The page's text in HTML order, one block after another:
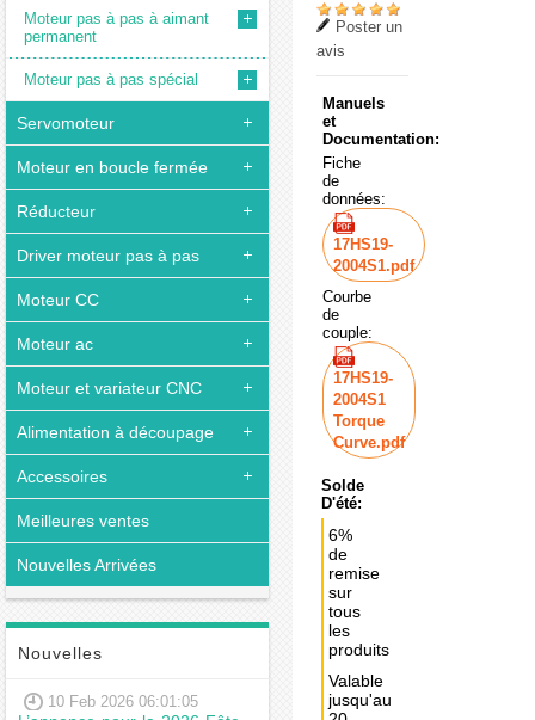
Moteur pas à pas à aimant
permanent
Moteur pas à pas spécial
Servomoteur
Moteur en boucle fermée
Réducteur
Driver moteur pas à pas
Moteur CC
Moteur ac
Moteur et variateur CNC
Alimentation à découpage
Accessoires
Meilleures ventes
Nouvelles Arrivées
Nouvelles
10 Feb 2026 06:01:05
Poster un
avis
Manuels
et
Documentation:
Fiche
de
données:
17HS19-
2004S1.pdf
Courbe
de
couple:
17HS19-
2004S1
Torque
Curve.pdf
Solde
D'été:
6%
de
remise
sur
tous
les
produits
Valable
jusqu'au